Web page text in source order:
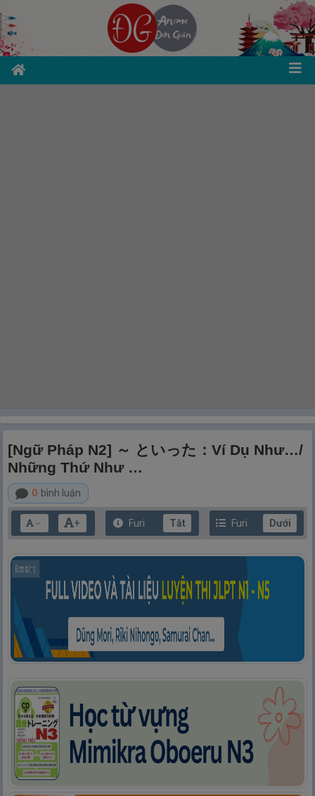
[Ngữ Pháp N2] ～ といった：Ví Dụ Như…/
Những Thứ Như …
0 bình luận
－ + Furi Tắt Furi Dưới